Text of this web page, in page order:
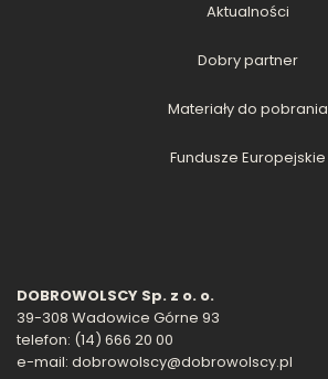
Aktualności
Dobry partner
Materiały do pobrania
Fundusze Europejskie
DOBROWOLSCY Sp. z o. o.
39-308 Wadowice Górne 93
telefon: (14) 666 20 00
e-mail: dobrowolscy@dobrowolscy.pl